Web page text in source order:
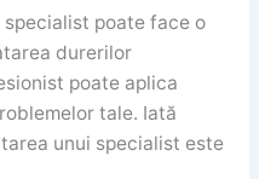
specialist poate face o
durerilor
poate aplica
tale. Iată
unui specialist este